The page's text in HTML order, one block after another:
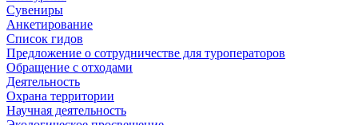
Сувениры
Анкетирование
Список гидов
Предложение о сотрудничестве для туроператоров
Обращение с отходами
Деятельность
Охрана территории
Научная деятельность